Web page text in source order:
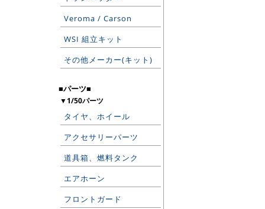
Veroma / Carson
WSI 組立キット
その他メーカー(キット)
■パーツ■
▼1/50パーツ
タイヤ、ホイール
アクセサリーパーツ
道具箱、燃料タンク
エアホーン
フロントガード